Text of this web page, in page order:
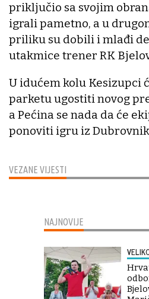
VEZANE VIJESTI
priključio sa svojim
igrali pametno, a u
priliku su dobili i mlađi
utakmice trener RK
U idućem kolu Kesizupci
parketu ugostiti novog
a Pećina se nada da će
ponoviti igru iz
NAJNOVIJE